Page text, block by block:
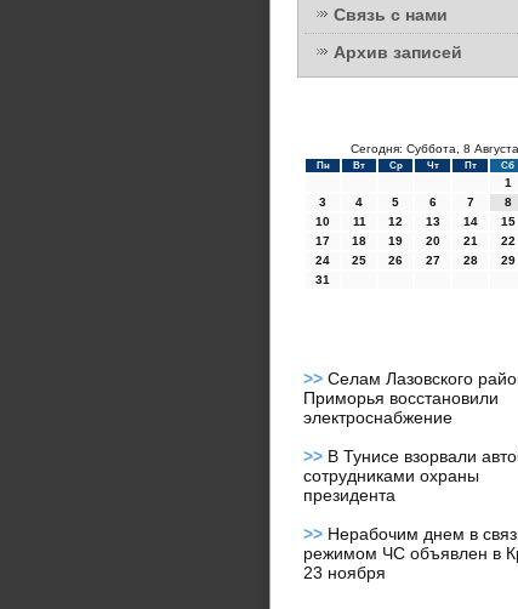
Связь с нами
Архив записей
Сегодня: Суббота, 8 Августа
Пн Вт Ср Чт Пт Сб
1
3
4 5 6 7 8
10
11 12 13 14 15
17
18 19 20 21 22
24
25 26 27 28 29
31
>> Селам Лазовского
Приморья восстановили
электроснабжение
>> В Тунисе взорвали
сотрудниками охраны
президента
>> Нерабочим днем в
режимом ЧС объявлен в
23 ноября